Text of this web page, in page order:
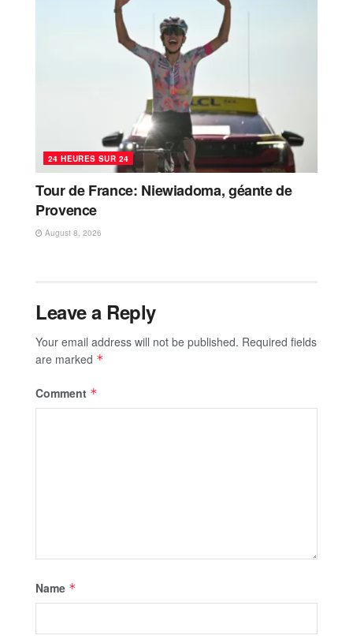
24 HEURES SUR 24
Tour de France: Niewiadoma, géante de
Provence
August 8, 2026
Leave a Reply
Your email address will not be published. Required fields
are marked *
Comment *
Name *